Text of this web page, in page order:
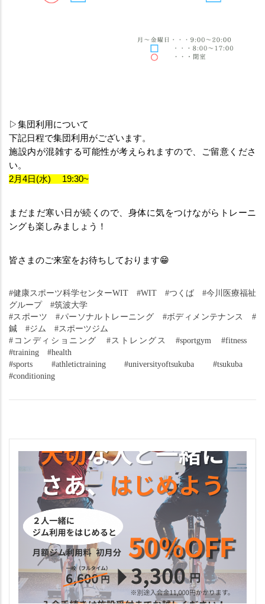
▷集団利用について
下記日程で集団利用がございます。
施設内が混雑する可能性が考えられますので、ご留意くださ
い。
2月4日(水) 　19:30~
まだまだ寒い日が続くので、身体に気をつけながらトレーニ
ングも楽しみましょう！
皆さまのご来室をお待ちしております😁
#健康スポーツ科学センターWIT　#WIT　#つくば　#今川医療福祉
グループ　#筑波大学
#スポーツ　#パーソナルトレーニング　#ボディメンテナンス　#
鍼　#ジム　#スポーツジム
#コンディショニング　#ストレングス　#sportgym　#fitness
#training　#health
#sports　#athletictraining　#universityoftsukuba　#tsukuba
#conditioning